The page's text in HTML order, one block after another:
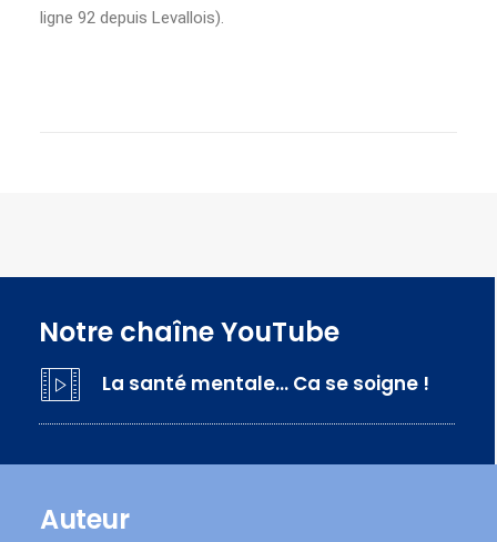
ligne 92 depuis Levallois).
Notre chaîne YouTube
La santé mentale… Ca se soigne !
Auteur